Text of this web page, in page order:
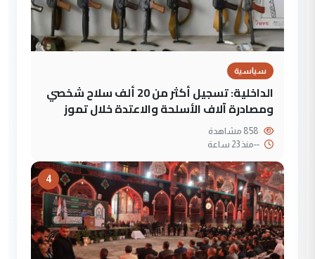
سياسية
الداخلية: تسجيل أكثر من 20 ألف سلاح شخصي
ومصادرة آلاف الأسلحة والاعتدة خلال تموز
--منذ 23 ساعة
4